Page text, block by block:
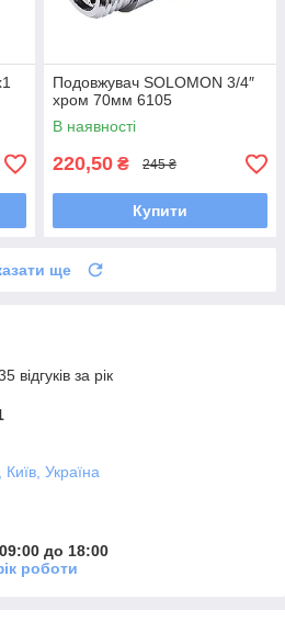
Подовжувач SOLOMON 3/4″
хром 70мм 6105
В наявності
220,50 ₴ 245 ₴
Купити
ще
відгуків за рік
Київ, Україна
до 18:00
роботи